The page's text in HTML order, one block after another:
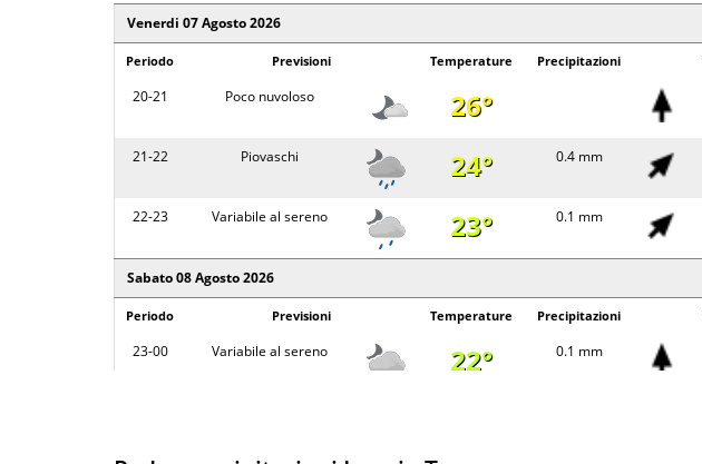
02 - 08 Sereno
Temperature Precipitazioni
20 - 02 Sereno
Venerdi 07 Agosto 2026
Periodo Previsioni Temperature Precipitazioni
20-21 Poco nuvoloso 26°
21-22 Piovaschi 24° 0.4 mm
22-23 Variabile al sereno 23° 0.1 mm
Sabato 08 Agosto 2026
Periodo Previsioni Temperature Precipitazioni
23-00 Variabile al sereno 22° 0.1 mm